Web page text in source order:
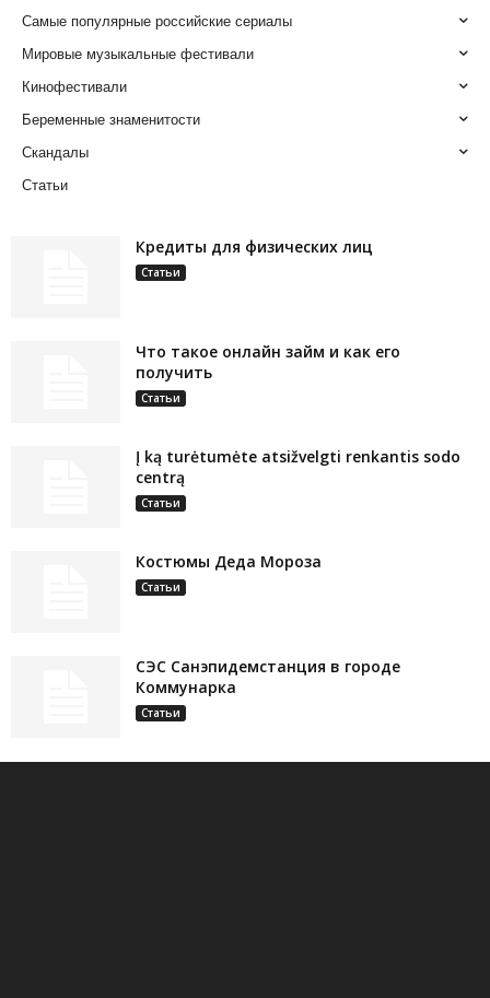
Самые популярные российские сериалы
Мировые музыкальные фестивали
Кинофестивали
Беременные знаменитости
Скандалы
Статьи
Кредиты для физических лиц
Статьи
Что такое онлайн займ и как его
получить
Статьи
Į ką turėtumėte atsižvelgti renkantis sodo
centrą
Статьи
Костюмы Деда Мороза
Статьи
СЭС Санэпидемстанция в городе
Коммунарка
Статьи